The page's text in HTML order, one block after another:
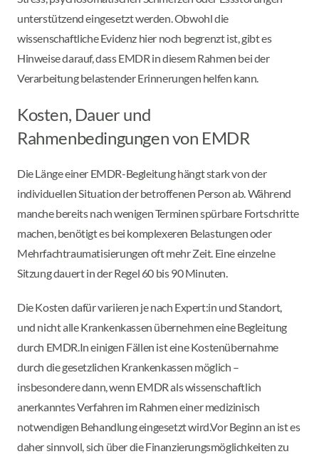
unterstützend eingesetzt werden. Obwohl die
wissenschaftliche Evidenz hier noch begrenzt ist, gibt es
Hinweise darauf, dass EMDR in diesem Rahmen bei der
Verarbeitung belastender Erinnerungen helfen kann.
Kosten, Dauer und
Rahmenbedingungen von EMDR ​​
Die Länge einer EMDR-Begleitung hängt stark von der
individuellen Situation der betroffenen Person ab. Während
manche bereits nach wenigen Terminen spürbare Fortschritte
machen, benötigt es bei komplexeren Belastungen oder
Mehrfachtraumatisierungen oft mehr Zeit. Eine einzelne
Sitzung dauert in der Regel 60 bis 90 Minuten.
Die Kosten dafür variieren je nach Expert:in und Standort,
und nicht alle Krankenkassen übernehmen eine Begleitung
durch EMDR.In einigen Fällen ist eine Kostenübernahme
durch die gesetzlichen Krankenkassen möglich –
insbesondere dann, wenn EMDR als wissenschaftlich
anerkanntes Verfahren im Rahmen einer medizinisch
notwendigen Behandlung eingesetzt wird.Vor Beginn an ist es
daher sinnvoll, sich über die Finanzierungsmöglichkeiten zu